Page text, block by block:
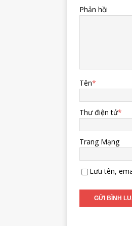
Phản hồi
Tên*
Thư điện tử*
Trang Mạng
Lưu tên,